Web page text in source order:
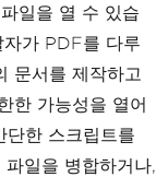
일을 열 수 있습
가 PDF를 다루
문서를 제작하고
한 가능성을 열어
단한 스크립트를
일을 병합하거나,